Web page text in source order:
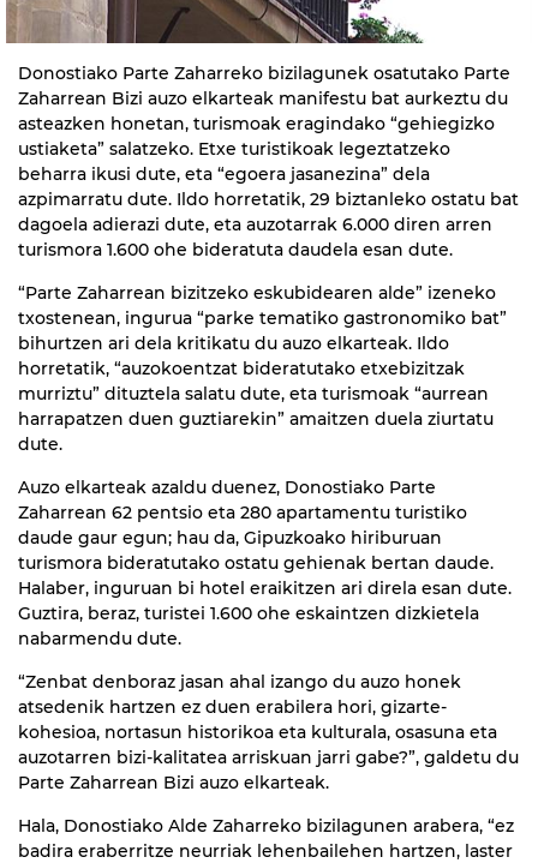
Donostiako Parte Zaharreko bizilagunek osatutako Parte
Zaharrean Bizi auzo elkarteak manifestu bat aurkeztu du
asteazken honetan, turismoak eragindako “gehiegizko
ustiaketa” salatzeko. Etxe turistikoak legeztatzeko
beharra ikusi dute, eta “egoera jasanezina” dela
azpimarratu dute. Ildo horretatik, 29 biztanleko ostatu bat
dagoela adierazi dute, eta auzotarrak 6.000 diren arren
turismora 1.600 ohe bideratuta daudela esan dute.
“Parte Zaharrean bizitzeko eskubidearen alde” izeneko
txostenean, ingurua “parke tematiko gastronomiko bat”
bihurtzen ari dela kritikatu du auzo elkarteak. Ildo
horretatik, “auzokoentzat bideratutako etxebizitzak
murriztu” dituztela salatu dute, eta turismoak “aurrean
harrapatzen duen guztiarekin” amaitzen duela ziurtatu
dute.
Auzo elkarteak azaldu duenez, Donostiako Parte
Zaharrean 62 pentsio eta 280 apartamentu turistiko
daude gaur egun; hau da, Gipuzkoako hiriburuan
turismora bideratutako ostatu gehienak bertan daude.
Halaber, inguruan bi hotel eraikitzen ari direla esan dute.
Guztira, beraz, turistei 1.600 ohe eskaintzen dizkietela
nabarmendu dute.
“Zenbat denboraz jasan ahal izango du auzo honek
atsedenik hartzen ez duen erabilera hori, gizarte-
kohesioa, nortasun historikoa eta kulturala, osasuna eta
auzotarren bizi-kalitatea arriskuan jarri gabe?”, galdetu du
Parte Zaharrean Bizi auzo elkarteak.
Hala, Donostiako Alde Zaharreko bizilagunen arabera, “ez
badira eraberritze neurriak lehenbailehen hartzen, laster